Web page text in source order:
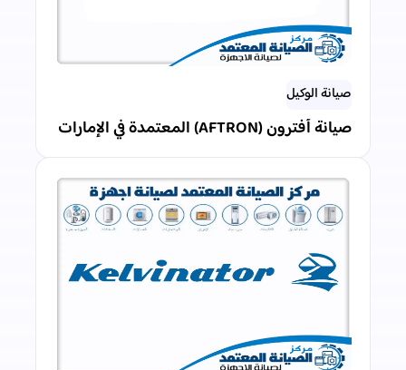
صيانة الوكيل
صيانة أفترون (AFTRON) المعتمدة في الإمارات